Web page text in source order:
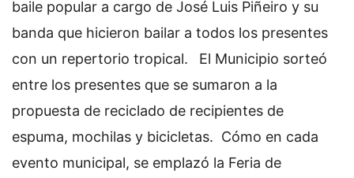
baile popular a cargo de José Luis Piñeiro y su
banda que hicieron bailar a todos los presentes
con un repertorio tropical.
El Municipio sorteó
entre los presentes que se sumaron a la
propuesta de reciclado de recipientes de
espuma, mochilas y bicicletas. Cómo en cada
evento municipal, se emplazó la Feria de